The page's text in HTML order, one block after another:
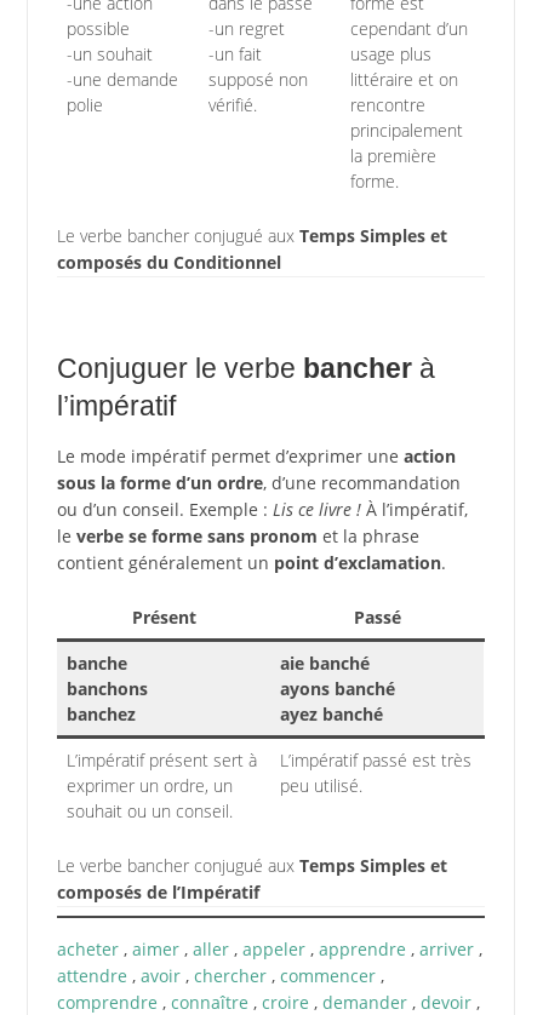
possible
-un souhait
-une demande
polie
-un regret
-un fait
supposé non
vérifié.
cependant d’un
usage plus
littéraire et on
rencontre
principalement
la première
forme.
Le verbe bancher conjugué aux Temps Simples et
composés du Conditionnel
Conjuguer le verbe bancherà
l’impératif
Le mode impératif permet d’exprimer une action
sous la forme d’un ordre, d’une recommandation
ou d’un conseil. Exemple : Lis ce livre !À l’impératif,
le verbe se forme sans pronom et la phrase
contient généralement un point d’exclamation.
Présent
Passé
banche
banchons
banchez
aie banché
ayons banché
ayez banché
L’impératif présent sert à
exprimer un ordre, un
souhait ou un conseil.
L’impératif passé est très
peu utilisé.
Le verbe bancher conjugué aux Temps Simples et
composés de l’Impératif
acheter, aimer, aller, appeler, apprendre , arriver,
attendre , avoir, chercher, commencer,
comprendre , connaître , croire , demander, devoir,